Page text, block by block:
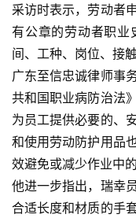
采访时表示，劳动者
有公章的劳动者职业
间、工种、岗位、接
广东至信忠诚律师事
共和国职业病防治法
为员工提供必要的、
和使用劳动防护用品
效避免或减少作业中
他进一步指出，瑞幸
合适长度和材质的手